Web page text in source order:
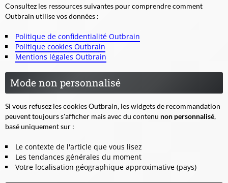
Consultez les ressources suivantes pour comprendre comment
Outbrain utilise vos données :
Politique de confidentialité Outbrain
Politique cookies Outbrain
Mentions légales Outbrain
Mode non personnalisé
Si vous refusez les cookies Outbrain, les widgets de recommandation
peuvent toujours s'afficher mais avec du contenu non personnalisé,
basé uniquement sur :
Le contexte de l'article que vous lisez
Les tendances générales du moment
Votre localisation géographique approximative (pays)